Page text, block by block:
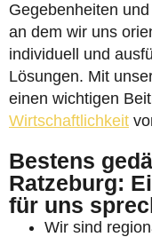
Gegebenheiten
an dem wir uns
individuell und
Lösungen. Mit
einen wichtigen
Wirtschaftlichkeit
Bestens
Ratzeburg:
für uns
Wir sind